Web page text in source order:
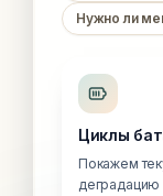
Нужно ли
Циклы
Покажем
деградацию